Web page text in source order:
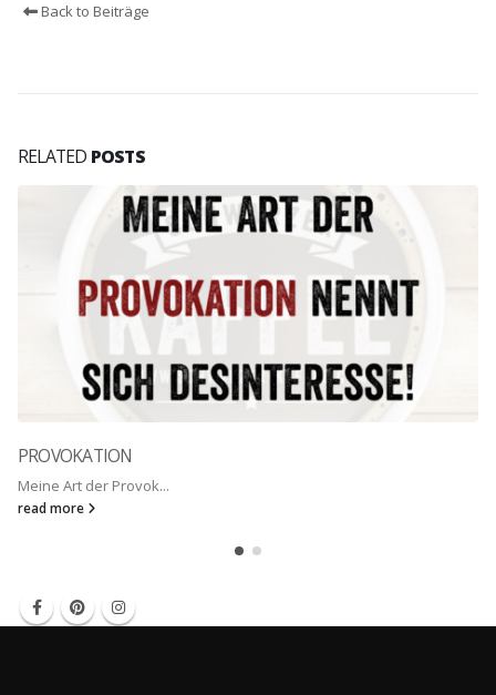
Back to Beiträge
RELATED POSTS
PROVOKATION
Meine Art der Provok...
read more